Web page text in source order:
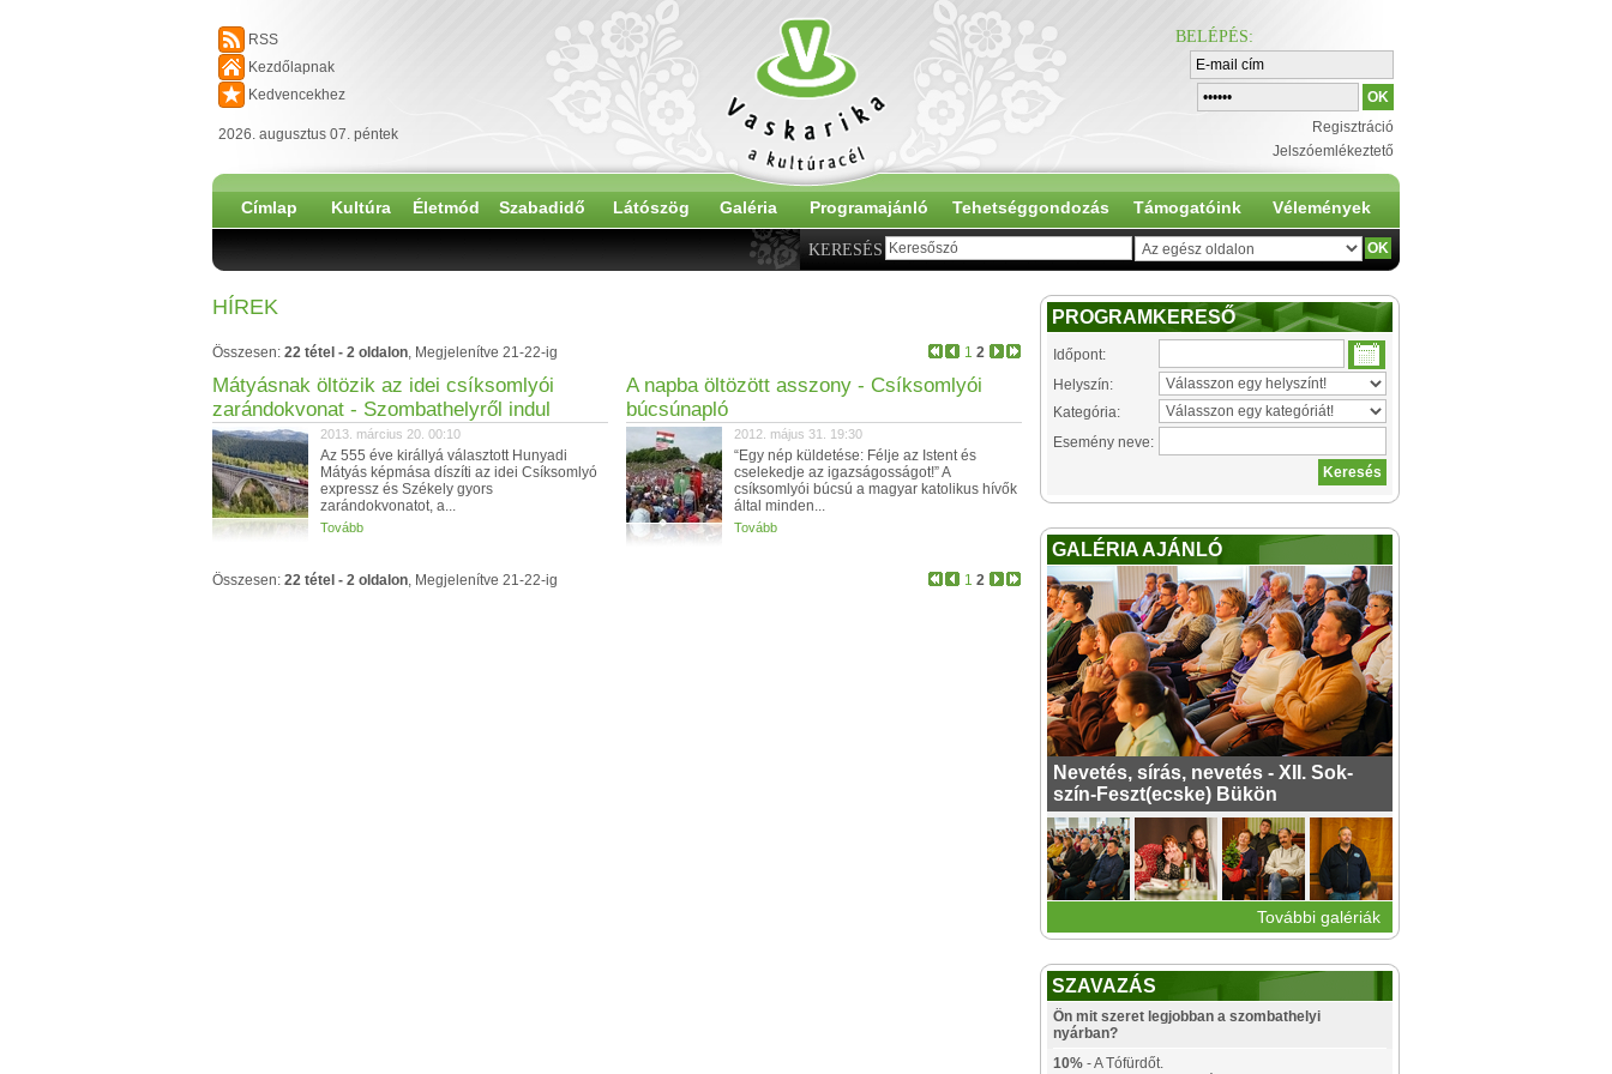
RSS
Kezdőlapnak
Kedvencekhez
2026. augusztus 07. péntek
BELÉPÉS:
Regisztráció
Jelszóemlékeztető
Címlap Kultúra Életmód Szabadidő Látószög Galéria Programajánló Tehetséggondozás Támogatóink Vélemények
KERESÉS
HÍREK
1 2
Összesen: 22 tétel - 2 oldalon, Megjelenítve 21-22-ig
Mátyásnak öltözik az idei csíksomlyói
zarándokvonat - Szombathelyről indul
2013. március 20. 00:10
Az 555 éve királlyá választott Hunyadi
Mátyás képmása díszíti az idei Csíksomlyó
expressz és Székely gyors
zarándokvonatot, a...
Tovább
A napba öltözött asszony - Csíksomlyói
búcsúnapló
2012. május 31. 19:30
“Egy nép küldetése: Félje az Istent és
cselekedje az igazságosságot!” A
csíksomlyói búcsú a magyar katolikus hívők
által minden...
Tovább
1 2
Összesen: 22 tétel - 2 oldalon, Megjelenítve 21-22-ig
PROGRAMKERESŐ
Időpont:
Helyszín:
Kategória:
Esemény neve:
GALÉRIA AJÁNLÓ
Nevetés, sírás, nevetés - XII. Sok-
szín-Feszt(ecske) Bükön
További galériák
SZAVAZÁS
Ön mit szeret legjobban a szombathelyi
nyárban?
10% - A Tófürdőt.